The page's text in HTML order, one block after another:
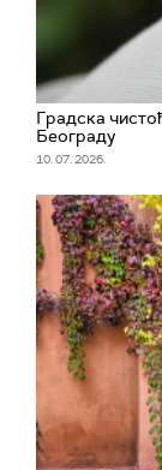
Градска
Београду
10. 07. 2026.